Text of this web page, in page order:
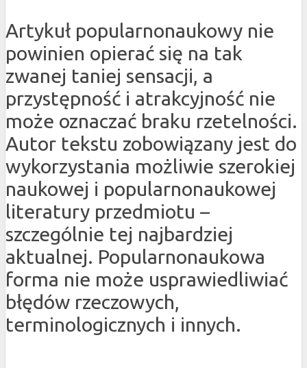
Artykuł popularnonaukowy nie
powinien opierać się na tak
zwanej taniej sensacji, a
przystępność i atrakcyjność nie
może oznaczać braku rzetelności.
Autor tekstu zobowiązany jest do
wykorzystania możliwie szerokiej
naukowej i popularnonaukowej
literatury przedmiotu –
szczególnie tej najbardziej
aktualnej. Popularnonaukowa
forma nie może usprawiedliwiać
błędów rzeczowych,
terminologicznych i innych.